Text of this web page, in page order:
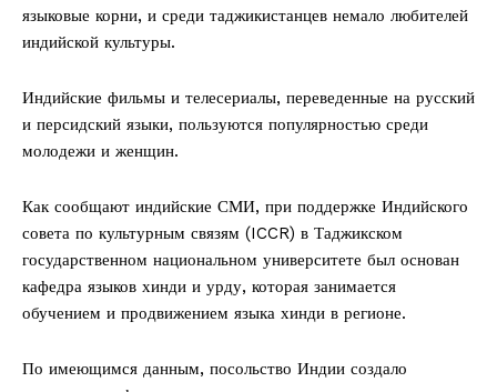
языковые корни, и среди таджикистанцев немало любителей
индийской культуры.
Индийские фильмы и телесериалы, переведенные на русский
и персидский языки, пользуются популярностью среди
молодежи и женщин.
Как сообщают индийские СМИ, при поддержке Индийского
совета по культурным связям (ICCR) в Таджикском
государственном национальном университете был основан
кафедра языков хинди и урду, которая занимается
обучением и продвижением языка хинди в регионе.
По имеющимся данным, посольство Индии создало